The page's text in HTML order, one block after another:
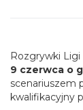
Rozgrywki Ligi
9 czerwca o
scenariuszem
kwalifikacyjny